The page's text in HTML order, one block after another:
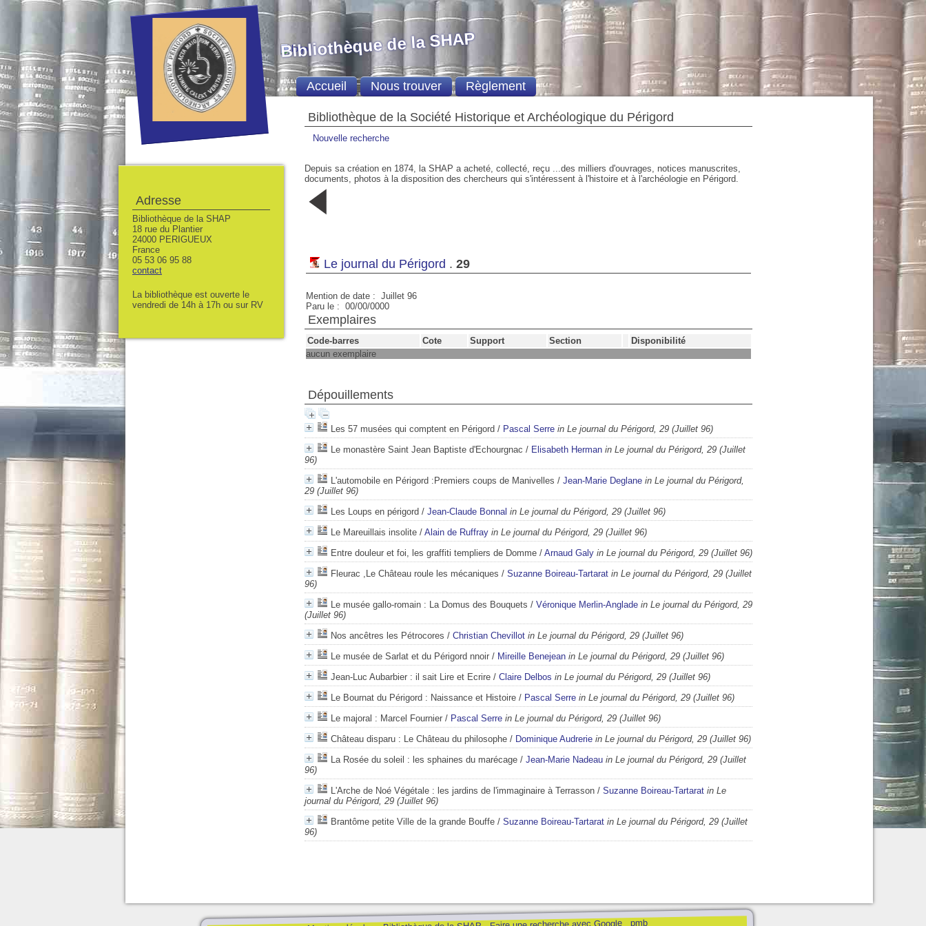
Bibliothèque de la Société Historique et Archéologique du Périgord
Nouvelle recherche
Depuis sa création en 1874, la SHAP a acheté, collecté, reçu ...des milliers d'ouvrages, notices manuscrites,
documents, photos à la disposition des chercheurs qui s'intéressent à l'histoire et à l'archéologie en Périgord.
Le journal du Périgord . 29
Mention de date : Juillet 96
Paru le : 00/00/0000
Exemplaires
Code-barres Cote Support Section
Disponibilité
aucun exemplaire
Dépouillements
Les 57 musées qui comptent en Périgord / Pascal Serre in Le journal du Périgord, 29 (Juillet 96)
Le monastère Saint Jean Baptiste d'Echourgnac / Elisabeth Herman in Le journal du Périgord, 29 (Juillet
96)
L'automobile en Périgord :Premiers coups de Manivelles / Jean-Marie Deglane in Le journal du Périgord,
29 (Juillet 96)
Les Loups en périgord / Jean-Claude Bonnal in Le journal du Périgord, 29 (Juillet 96)
Le Mareuillais insolite / Alain de Ruffray in Le journal du Périgord, 29 (Juillet 96)
Entre douleur et foi, les graffiti templiers de Domme / Arnaud Galy in Le journal du Périgord, 29 (Juillet 96)
Fleurac ,Le Château roule les mécaniques / Suzanne Boireau-Tartarat in Le journal du Périgord, 29 (Juillet
96)
Le musée gallo-romain : La Domus des Bouquets / Véronique Merlin-Anglade in Le journal du Périgord, 29
(Juillet 96)
Nos ancêtres les Pétrocores / Christian Chevillot in Le journal du Périgord, 29 (Juillet 96)
Le musée de Sarlat et du Périgord nnoir / Mireille Benejean in Le journal du Périgord, 29 (Juillet 96)
Jean-Luc Aubarbier : il sait Lire et Ecrire / Claire Delbos in Le journal du Périgord, 29 (Juillet 96)
Le Bournat du Périgord : Naissance et Histoire / Pascal Serre in Le journal du Périgord, 29 (Juillet 96)
Le majoral : Marcel Fournier / Pascal Serre in Le journal du Périgord, 29 (Juillet 96)
Château disparu : Le Château du philosophe / Dominique Audrerie in Le journal du Périgord, 29 (Juillet 96)
La Rosée du soleil : les sphaines du marécage / Jean-Marie Nadeau in Le journal du Périgord, 29 (Juillet
96)
L'Arche de Noé Végétale : les jardins de l'immaginaire à Terrasson / Suzanne Boireau-Tartarat in Le
journal du Périgord, 29 (Juillet 96)
Brantôme petite Ville de la grande Bouffe / Suzanne Boireau-Tartarat in Le journal du Périgord, 29 (Juillet
96)
pmb
Bibliothèque de la SHAP
Accueil Nous trouver Règlement
Adresse
Bibliothèque de la SHAP
18 rue du Plantier
24000 PERIGUEUX
France
05 53 06 95 88
contact
La bibliothèque est ouverte le
vendredi de 14h à 17h ou sur RV